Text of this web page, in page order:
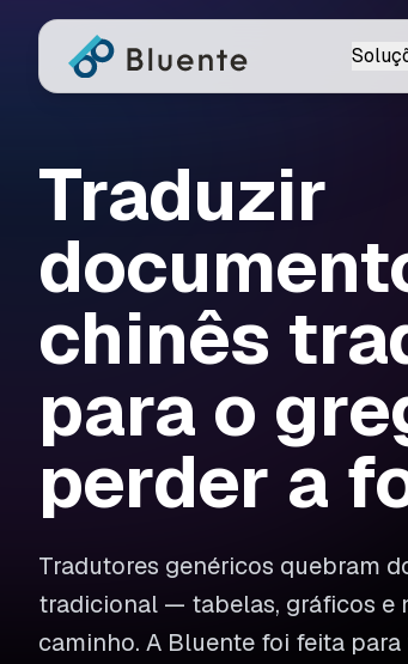
Traduzir
chinês
para o
perder a
Tradutores genéricos quebram
tradicional — tabelas, gráficos e
caminho. A Bluente foi feita